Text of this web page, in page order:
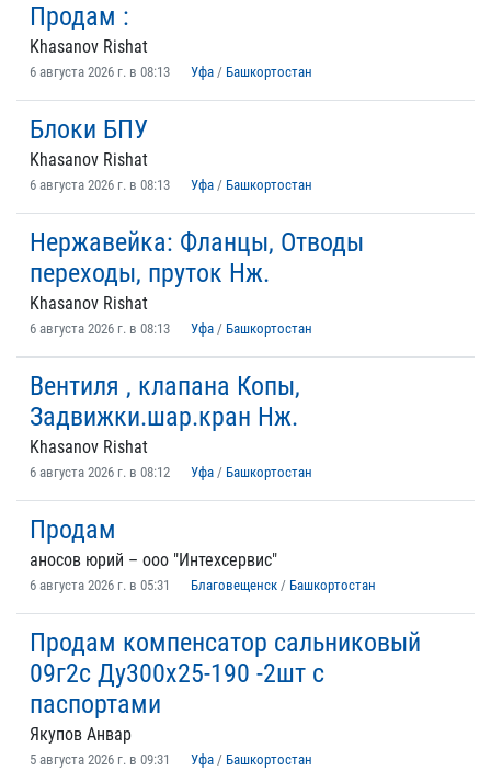
Продам :
Khasanov Rishat
6 августа 2026 г. в 08:13 Уфа / Башкортостан
Блоки БПУ
Khasanov Rishat
6 августа 2026 г. в 08:13 Уфа / Башкортостан
Нержавейка: Фланцы, Отводы
переходы, пруток Нж.
Khasanov Rishat
6 августа 2026 г. в 08:13 Уфа / Башкортостан
Вентиля , клапана Копы,
Задвижки.шар.кран Нж.
Khasanov Rishat
6 августа 2026 г. в 08:12 Уфа / Башкортостан
Продам
аносов юрий – ооо "Интехсервис"
6 августа 2026 г. в 05:31 Благовещенск / Башкортостан
Продам компенсатор сальниковый
09г2с Ду300х25-190 -2шт с
паспортами
Якупов Анвар
5 августа 2026 г. в 09:31 Уфа / Башкортостан